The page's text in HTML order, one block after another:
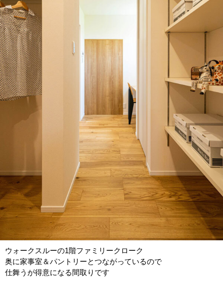
ウォークスルーの1階ファミリークローク
奥に家事室＆パントリーとつながっているので
仕舞うが得意になる間取りです